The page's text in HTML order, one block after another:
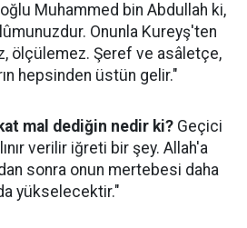
Muhammed bin Abdullah ki,
Onunla Kureyş'ten
ölçülemez. Şeref ve asâletçe,
hepsinden üstün gelir."
mal dediğin nedir ki? Geçici
verilir iğreti bir şey. Allah'a
sonra onun mertebesi daha
yükselecektir."